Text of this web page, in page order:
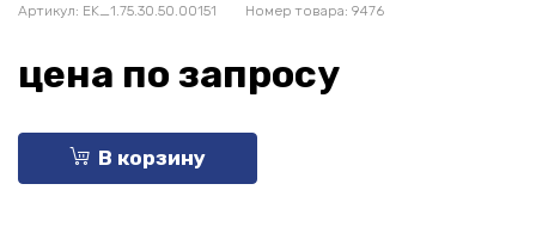
Артикул: EK_1.75.30.50.00151 Номер товара: 9476
цена по запросу
В корзину